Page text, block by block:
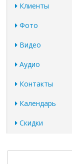
Клиенты
Фото
Видео
Аудио
Контакты
Календарь
Скидки